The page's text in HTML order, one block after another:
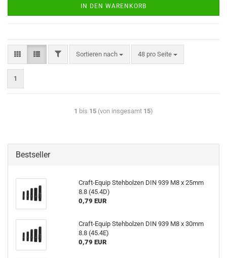
IN DEN WARENKORB
Sortieren nach 48 pro Seite
1
1 bis 15 (von insgesamt 15)
Bestseller
Craft-Equip Stehbolzen DIN 939 M8 x 25mm
8.8 (45.4D)
0,79 EUR
Craft-Equip Stehbolzen DIN 939 M8 x 30mm
8.8 (45.4E)
0,79 EUR